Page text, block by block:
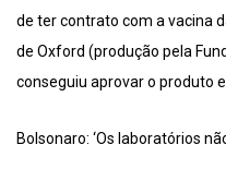
de ter contrato com a vacina
de Oxford (produção pela
conseguiu aprovar o produto
Bolsonaro: ‘Os laboratórios